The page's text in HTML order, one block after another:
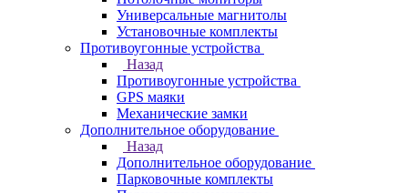
Универсальные магнитолы
Установочные комплекты
Противоугонные устройства
Назад
Противоугонные устройства
GPS маяки
Механические замки
Дополнительное оборудование
Назад
Дополнительное оборудование
Парковочные комплекты